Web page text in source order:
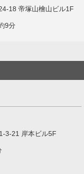
18 帝塚山檜山ビル1F
9分
3-21 岸本ビル5F